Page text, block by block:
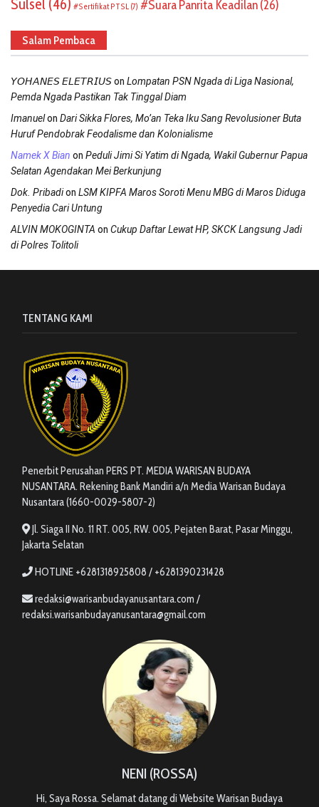
Sulsel (46) Sertifikat PTSL (7) Suara Panrita Keadilan(26)
Salam Pembaca
𝘠𝘖𝘏𝘈𝘕𝘌𝘚 𝘌𝘓𝘌𝘛𝘙𝘐𝘜𝘚on Lompatan PSN Ngada di Liga Nasional,
Pemda Ngada Pastikan Tak Tinggal Diam
Imanuelon Dari Sikka Flores, Mo’an Teka Iku Sang Revolusioner Buta
Huruf Pendobrak Feodalisme dan Kolonialisme
Namek X Bian on Peduli Jimi Si Yatim di Ngada, Wakil Gubernur Papua
Selatan Agendakan Mei Berkunjung
Dok. Pribadion LSM KIPFA Maros Soroti Menu MBG di Maros Diduga
Penyedia Cari Untung
ALVIN MOKOGINTA on Cukup Daftar Lewat HP, SKCK Langsung Jadi
di Polres Tolitoli
TENTANG KAMI
Penerbit Perusahan PERS PT. MEDIA WARISAN BUDAYA
NUSANTARA. Rekening Bank Mandiri a/n Media Warisan Budaya
Nusantara (1660-0029-5807-2)
Jl. Siaga II No. 11 RT. 005, RW. 005, Pejaten Barat, Pasar Minggu,
Jakarta Selatan
HOTLINE +6281318925808 / +6281390231428
redaksi@warisanbudayanusantara.com /
redaksi.warisanbudayanusantara@gmail.com
NENI (ROSSA)
Hi, Saya Rossa. Selamat datang di Website Warisan Budaya